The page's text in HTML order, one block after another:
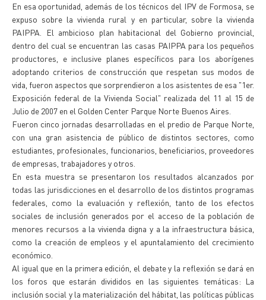
En esa oportunidad, además de los técnicos del IPV de Formosa, se
expuso sobre la vivienda rural y en particular, sobre la vivienda
PAIPPA. El ambicioso plan habitacional del Gobierno provincial,
dentro del cual se encuentran las casas PAIPPA para los pequeños
productores, e inclusive planes específicos para los aborígenes
adoptando criterios de construcción que respetan sus modos de
vida, fueron aspectos que sorprendieron a los asistentes de esa "1er.
Exposición federal de la Vivienda Social" realizada del 11 al 15 de
Julio de 2007 en el Golden Center Parque Norte Buenos Aires.
Fueron cinco jornadas desarrolladas en el predio de Parque Norte,
con una gran asistencia de público de distintos sectores, como
estudiantes, profesionales, funcionarios, beneficiarios, proveedores
de empresas, trabajadores y otros.
En esta muestra se presentaron los resultados alcanzados por
todas las jurisdicciones en el desarrollo de los distintos programas
federales, como la evaluación y reflexión, tanto de los efectos
sociales de inclusión generados por el acceso de la población de
menores recursos a la vivienda digna y a la infraestructura básica,
como la creación de empleos y el apuntalamiento del crecimiento
económico.
Al igual que en la primera edición, el debate y la reflexión se dará en
los foros que estarán divididos en las siguientes temáticas: La
inclusión social y la materialización del hábitat, las políticas públicas